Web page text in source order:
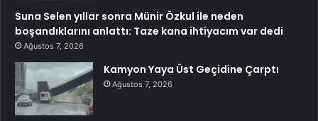
Suna Selen yıllar sonra Münir Özkul ile neden
boşandıklarını anlattı: Taze kana ihtiyacım var dedi
Ağustos 7, 2026
Kamyon Yaya Üst Geçidine Çarptı
Ağustos 7, 2026